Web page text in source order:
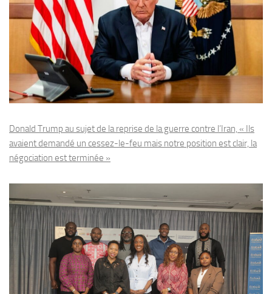
Donald Trump au sujet de la reprise de la guerre contre l’Iran, « Ils
avaient demandé un cessez-le-feu mais notre position est clair, la
négociation est terminée »